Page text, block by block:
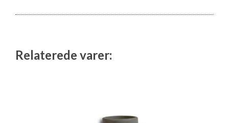
GPDR - KG Camping Kundeklub
Relaterede varer: